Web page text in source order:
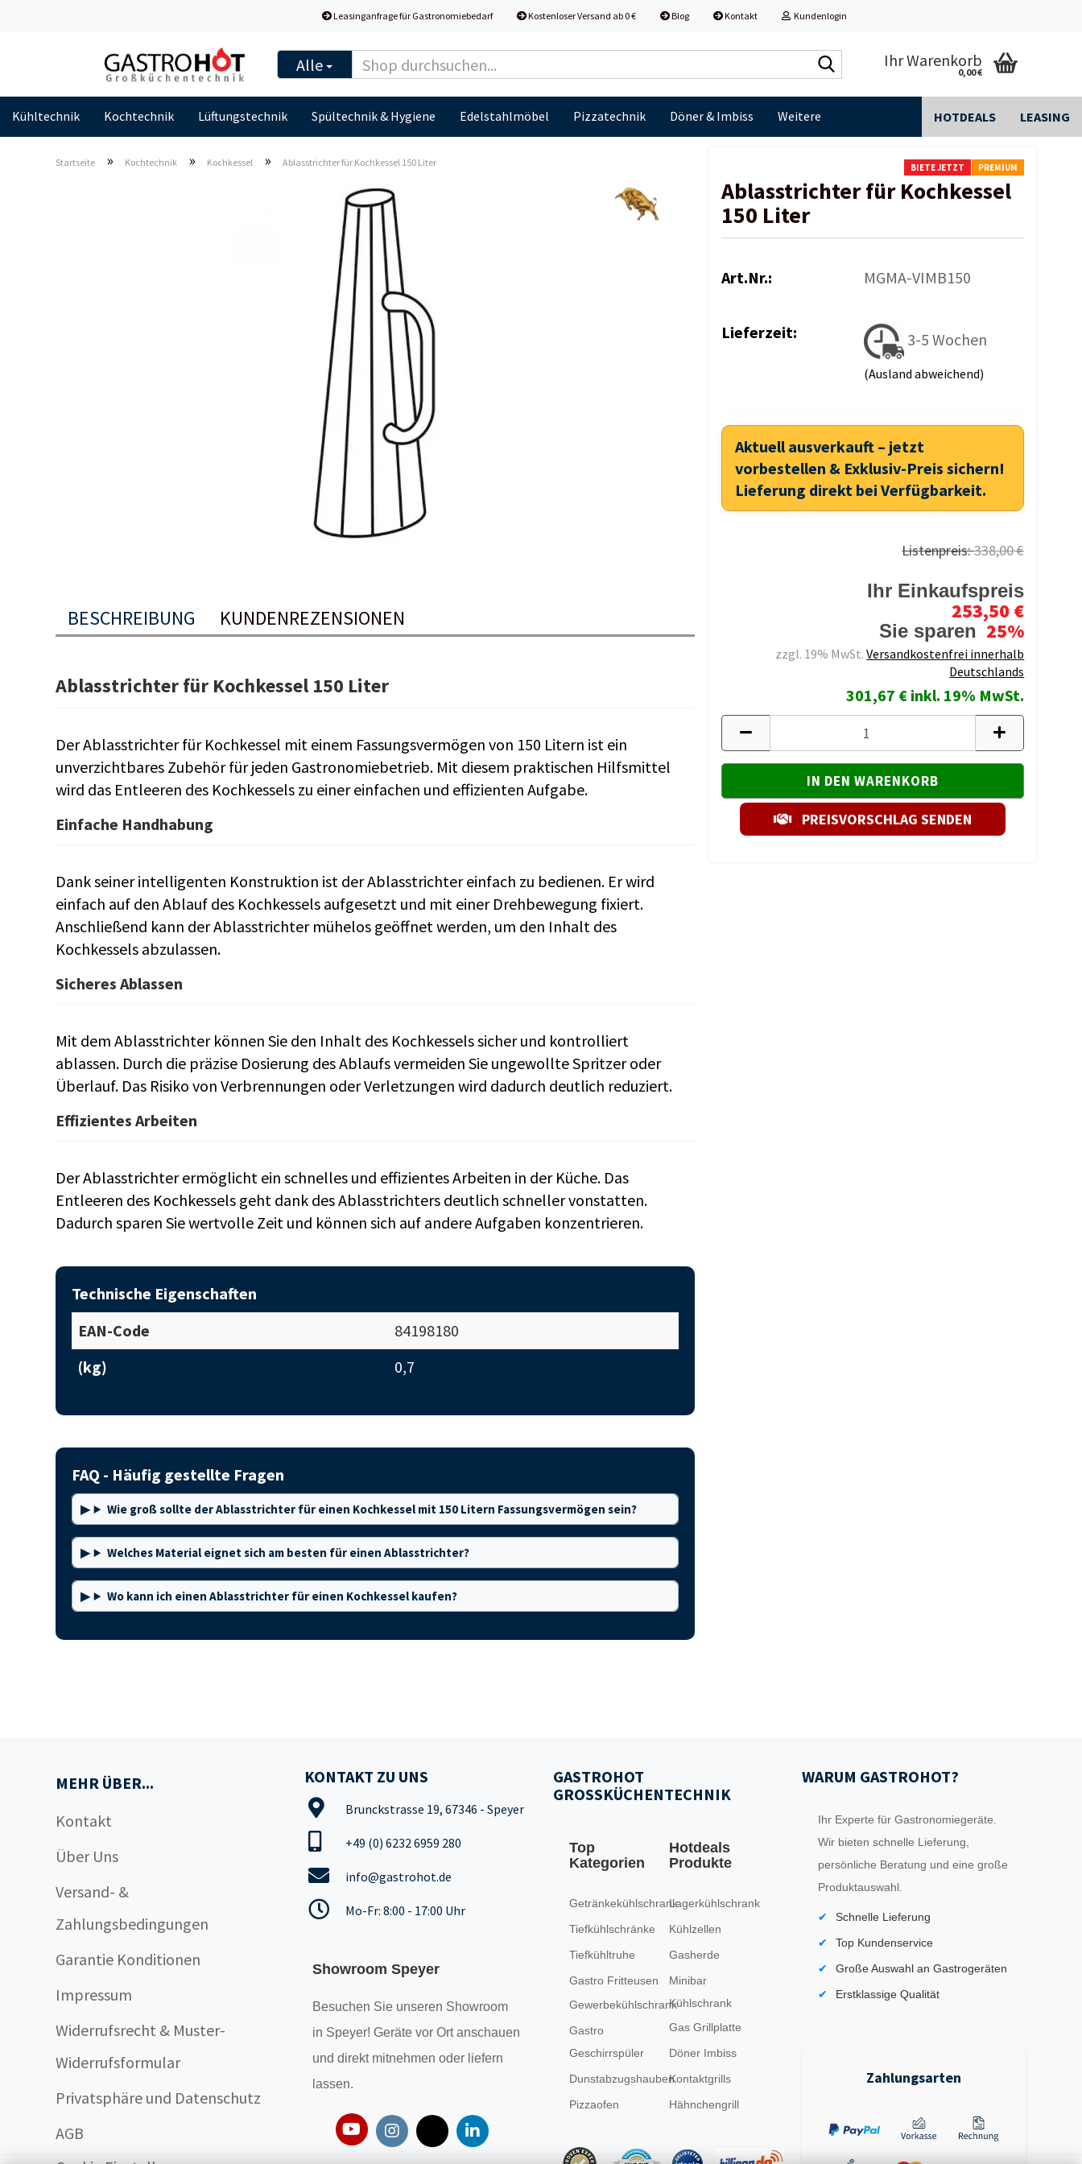
Leasinganfrage für Gastronomiebedarf Kostenloser Versand ab 0 € Blog Kontakt Kundenlogin
Alle
durchsuchen...
Ihr Warenkorb
0,00 €
Kühltechnik Kochtechnik Lüftungstechnik Spültechnik & Hygiene Edelstahlmöbel Pizzatechnik Döner & Imbiss HOTDEALS LEASING
Weitere
Startseite » Kochtechnik » Kochkessel » Ablasstrichter für Kochkessel 150 Liter BIETE JETZT PREMIUM
Ablasstrichter für Kochkessel
150 Liter
Art.Nr.: MGMA-VIMB150
Lieferzeit: 3-5 Wochen
(Ausland abweichend)
Aktuell ausverkauft – jetzt
vorbestellen & Exklusiv-Preis sichern!
Lieferung direkt bei Verfügbarkeit.
Listenpreis:338,00 €
Ihr Einkaufspreis
253,50 €
Sie sparen 25%
zzgl. 19% MwSt.Versandkostenfrei innerhalb
Deutschlands
301,67 € inkl. 19% MwSt.
PREISVORSCHLAG SENDEN
BESCHREIBUNG KUNDENREZENSIONEN
Ablasstrichter für Kochkessel 150 Liter
Der Ablasstrichter für Kochkessel mit einem Fassungsvermögen von 150 Litern ist ein
unverzichtbares Zubehör für jeden Gastronomiebetrieb. Mit diesem praktischen Hilfsmittel
wird das Entleeren des Kochkessels zu einer einfachen und effizienten Aufgabe.
Einfache Handhabung
Dank seiner intelligenten Konstruktion ist der Ablasstrichter einfach zu bedienen. Er wird
einfach auf den Ablauf des Kochkessels aufgesetzt und mit einer Drehbewegung fixiert.
Anschließend kann der Ablasstrichter mühelos geöffnet werden, um den Inhalt des
Kochkessels abzulassen.
Sicheres Ablassen
Mit dem Ablasstrichter können Sie den Inhalt des Kochkessels sicher und kontrolliert
ablassen. Durch die präzise Dosierung des Ablaufs vermeiden Sie ungewollte Spritzer oder
Überlauf. Das Risiko von Verbrennungen oder Verletzungen wird dadurch deutlich reduziert.
Effizientes Arbeiten
Der Ablasstrichter ermöglicht ein schnelles und effizientes Arbeiten in der Küche. Das
Entleeren des Kochkessels geht dank des Ablasstrichters deutlich schneller vonstatten.
Dadurch sparen Sie wertvolle Zeit und können sich auf andere Aufgaben konzentrieren.
Technische Eigenschaften
EAN-Code
84198180
(kg)
0,7
FAQ - Häufig gestellte Fragen
Wie groß sollte der Ablasstrichter für einen Kochkessel mit 150 Litern Fassungsvermögen sein?
Welches Material eignet sich am besten für einen Ablasstrichter?
Wo kann ich einen Ablasstrichter für einen Kochkessel kaufen?
MEHR ÜBER...
Kontakt
Über Uns
Versand- &
Zahlungsbedingungen
Garantie Konditionen
Impressum
Widerrufsrecht & Muster-
Widerrufsformular
Privatsphäre und Datenschutz
AGB
KONTAKT ZU UNS
Brunckstrasse 19, 67346 - Speyer
+49 (0) 6232 6959 280
info@gastrohot.de
Mo-Fr: 8:00 - 17:00 Uhr
Showroom Speyer
Besuchen Sie unseren Showroom
in Speyer! Geräte vor Ort anschauen
und direkt mitnehmen oder liefern
lassen.
GASTROHOT
GROSSKÜCHENTECHNIK
Top
Kategorien
Getränkekühlschrank
Tiefkühlschränke
Tiefkühltruhe
Gastro Fritteusen
Gewerbekühlschrank
Gastro
Geschirrspüler
Dunstabzugshauben
Pizzaofen
Hotdeals
Produkte
Lagerkühlschrank
Kühlzellen
Gasherde
Minibar
Kühlschrank
Gas Grillplatte
Döner Imbiss
Kontaktgrills
Hähnchengrill
WARUM GASTROHOT?
Ihr Experte für Gastronomiegeräte.
Wir bieten schnelle Lieferung,
persönliche Beratung und eine große
Produktauswahl.
Schnelle Lieferung
Top Kundenservice
Große Auswahl an Gastrogeräten
Erstklassige Qualität
Zahlungsarten